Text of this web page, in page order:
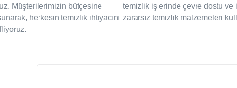
Müşterilerimizin bütçesine
herkesin temizlik ihtiyacını
temizlik işlerinde çevre dostu ve
zararsız temizlik malzemeleri